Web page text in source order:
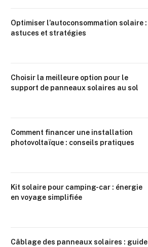
Optimiser l’autoconsommation solaire :
astuces et stratégies
Choisir la meilleure option pour le
support de panneaux solaires au sol
Comment financer une installation
photovoltaïque : conseils pratiques
Kit solaire pour camping-car : énergie
en voyage simplifiée
Câblage des panneaux solaires : guide